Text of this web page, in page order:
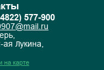
577-900
ая Лукина,
на карте